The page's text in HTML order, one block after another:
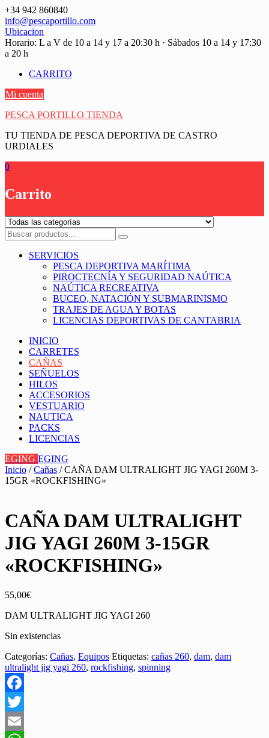
Saltar
contenido
+34 942 860840
info@pescaportillo.com
Ubicacion
Horario: L a V de 10 a 14 y 17 a 20:30 h · Sábados 10 a 14 y 17:30
a 20 h
CARRITO
Mi cuenta
PESCA PORTILLO TIENDA
TU TIENDA DE PESCA DEPORTIVA DE CASTRO
URDIALES
0
Carrito
SERVICIOS
PESCA DEPORTIVA MARÍTIMA
PIROCTECNÍA Y SEGURIDAD NAÚTICA
NAÚTICA RECREATIVA
BUCEO, NATACIÓN Y SUBMARINISMO
TRAJES DE AGUA Y BOTAS
LICENCIAS DEPORTIVAS DE CANTABRIA
INICIO
CARRETES
CAÑAS
SEÑUELOS
HILOS
ACCESORIOS
VESTUARIO
NAUTICA
PACKS
LICENCIAS
EGING EGING
Inicio /Cañas / CAÑA DAM ULTRALIGHT JIG YAGI 260M 3-
15GR «ROCKFISHING»
CAÑA DAM ULTRALIGHT
JIG YAGI 260M 3-15GR
«ROCKFISHING»
55,00€
DAM ULTRALIGHT JIG YAGI 260
Sin existencias
Categorías: Cañas, Equipos Etiquetas: cañas 260, dam, dam
ultralight jig yagi 260, rockfishing, spinning
Facebook
Twitter